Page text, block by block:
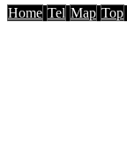
Home Tel Map Top